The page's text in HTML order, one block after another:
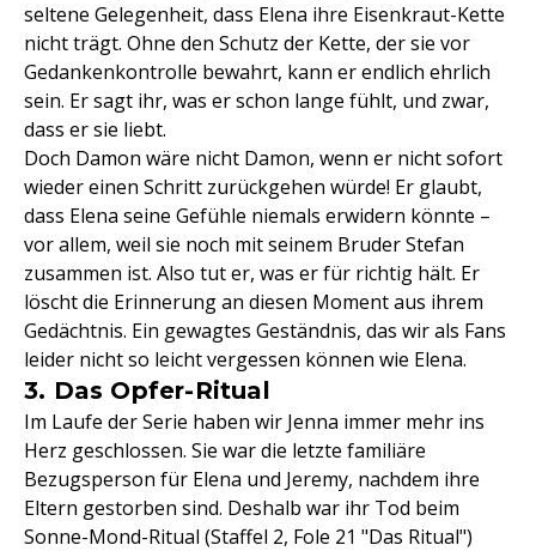
seltene Gelegenheit, dass Elena ihre Eisenkraut-Kette
nicht trägt. Ohne den Schutz der Kette, der sie vor
Gedankenkontrolle bewahrt, kann er endlich ehrlich
sein. Er sagt ihr, was er schon lange fühlt, und zwar,
dass er sie liebt.
Doch Damon wäre nicht Damon, wenn er nicht sofort
wieder einen Schritt zurückgehen würde! Er glaubt,
dass Elena seine Gefühle niemals erwidern könnte –
vor allem, weil sie noch mit seinem Bruder Stefan
zusammen ist. Also tut er, was er für richtig hält. Er
löscht die Erinnerung an diesen Moment aus ihrem
Gedächtnis. Ein gewagtes Geständnis, das wir als Fans
leider nicht so leicht vergessen können wie Elena.
3. Das Opfer-Ritual
Im Laufe der Serie haben wir Jenna immer mehr ins
Herz geschlossen. Sie war die letzte familiäre
Bezugsperson für Elena und Jeremy, nachdem ihre
Eltern gestorben sind. Deshalb war ihr Tod beim
Sonne-Mond-Ritual (Staffel 2, Fole 21 "Das Ritual")